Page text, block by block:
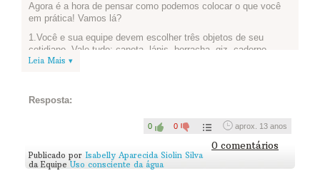
Agora é a hora de pensar como podemos colocar o que você
em prática! Vamos lá?
1.Você e sua equipe devem escolher três objetos de seu
cotidiano. Vale tudo: caneta, lápis, borracha, giz, caderno...
Basta que sejam coisas concretas e façam parte do seu dia a
2.Agora, vamos enfeitar o balde? Vale colagem, pintura,
Terminou? Tire uma foto e publique aqui pra gente ver como
ficou!
Leia Mais ▾
Resposta:
0 0 aprox. 13 anos
0 comentários
Publicado por Isabelly Aparecida Siolin Silva
da Equipe Uso consciente da água